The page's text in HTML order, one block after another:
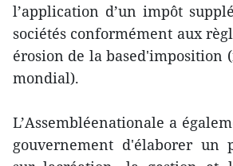
l’application d’un impôt
sociétés conformément aux
érosion de la based'imposition
mondial).
L’Assembléenationale a
gouvernement d'élaborer un